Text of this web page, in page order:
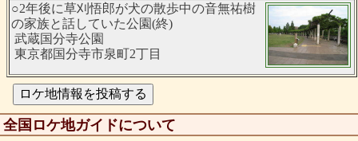
○2年後に草刈悟郎が犬の散歩中の音無祐樹
の家族と話していた公園(終)
武蔵国分寺公園
東京都国分寺市泉町2丁目
全国ロケ地ガイドについて